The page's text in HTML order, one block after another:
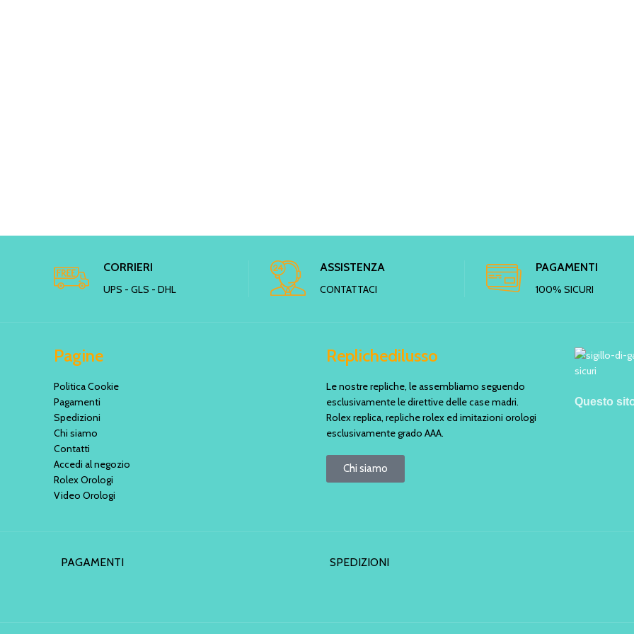
CORRIERI
UPS - GLS - DHL
ASSISTENZA
CONTATTACI
PAGAMENTI
100% SICURI
Pagine
Politica Cookie
Pagamenti
Spedizioni
Chi siamo
Contatti
Accedi al negozio
Rolex Orologi
Video Orologi
Replichedilusso
Le nostre repliche, le assembliamo seguendo
esclusivamente le direttive delle case madri.
Rolex replica, repliche rolex ed imitazioni orologi
esclusivamente grado AAA.
Chi siamo
Questo
PAGAMENTI SPEDIZIONI